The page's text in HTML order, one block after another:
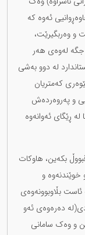
ئەوە کە
و وەربگیرێت،
جگە لەوەی هەر
لە دوو بەشی
کەمتریان
و پەروەردەش
ڕێگای ئەوانەوە
بکەین، هاوکات
و
بڵاوبوونەوەی
دەرەوەی ئەو
و وەک سامانی